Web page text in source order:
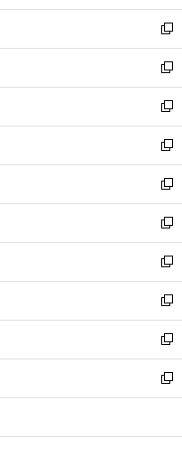
開
く
ウ
で
開
く
ン
ド
ウ
で
開
く
ウ
ィ
ン
ド
ウ
で
開
く
新
し
い
ウ
ィ
ン
ド
ウ
で
開
く
新
し
い
ウ
ィ
ン
ド
ウ
で
開
く
新
し
い
ウ
ィ
ン
ド
ウ
で
開
く
新
し
い
ウ
ィ
ン
ド
ウ
で
開
く
新
し
い
ウ
ィ
ン
ド
ウ
で
開
く
新
し
い
ウ
ィ
ン
ド
ウ
で
開
新
し
い
ウ
ィ
ン
ド
ウ
開
新
し
い
ウ
ィ
ン
ウ
新
し
い
ウ
ン
新
し
ウ